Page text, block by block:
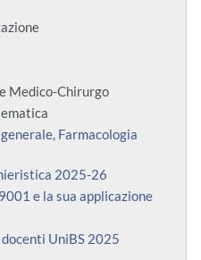
Medico-Chirurgo
Farmacologia
2025-26
e la sua applicazione
UniBS 2025